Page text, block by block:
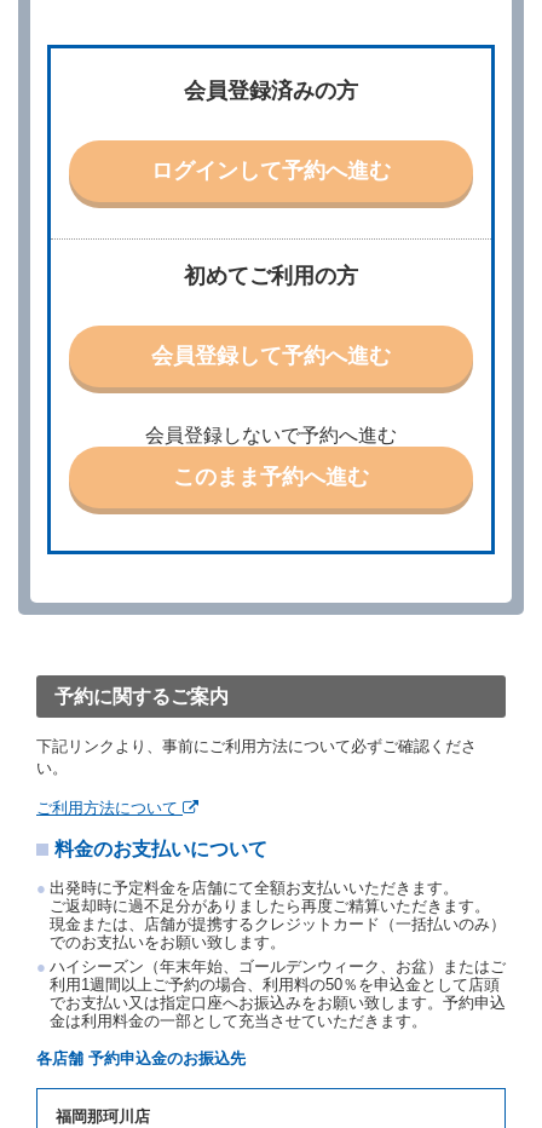
別に定める料金表等に同意のうえ、別に定める方法に
他の借受条件（以下「借受条件」といいます。）を明
示して予約の申込みを行うことができます。なお、当
社は、電話連絡並びに電子メールによる予約に応じま
責任を負わないものとします。
当社は、借受人から予約の申込みがあったときは、原
則として、当社の保有するレンタカーの範囲内で予約
特に認める場合を除き、別に定める予約申込金を支払
うものとします。
第３条（予約の変更）
ときは、あらかじめ当社の承諾を受けなければならな
いものとします。
第４条（予約の取消し等）
ができます。
を１時間以上経過してもレンタカー貸渡契約（以下
約取消手数料を当社に支払うものとし、当社は、この
予約取消手数料の支払いがあったときは、受領済の予
約申込金を借受人に返還するものとします。
当社の都合により、予約が取り消されたとき、又は貸
約申込金を返還するものとします。
若しくは当社のいずれの責にもよらない事由により貸
たものとします。この場合、当社は受領済の予約申込
金を返還するものとします。
第５条（代替レンタカー）
当社は、借受人から予約のあった車種クラスのレンタ
カーを貸し渡すことができないときは、予約と異なる
車種クラスのレンタカー（以下「代替レンタカー」と
いいます。）の貸渡しを申し入れることができるもの
とします。
借受人が前項の申入れを承諾したときは、当社は車種
クラスを除き予約時と同一の借受条件でレンタカー提
初めてご利用の方
会員登録して予約へ進む
会員登録しないで予約へ進む
このまま予約へ進む
会員登録済みの方
ログインして予約へ進む
予約に関するご案内
下記リンクより、事前にご利用方法について必ずご確認くださ
い。
ご利用方法について
料金のお支払いについて
出発時に予定料金を店舗にて全額お支払いいただきます。
ご返却時に過不足分がありましたら再度ご精算いただきます。
現金または、店舗が提携するクレジットカード（一括払いのみ）
でのお支払いをお願い致します。
ハイシーズン（年末年始、ゴールデンウィーク、お盆）またはご
利用1週間以上ご予約の場合、利用料の50％を申込金として店頭
でお支払い又は指定口座へお振込みをお願い致します。予約申込
金は利用料金の一部として充当させていただきます。
各店舗 予約申込金のお振込先
福岡那珂川店